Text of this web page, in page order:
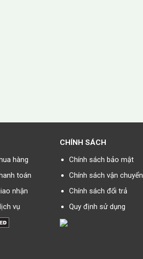
hàng
toán
nhận
vụ
CHÍNH SÁCH
Chính sách bảo mật
Chính sách vận chuyển
Chính sách đổi trả
Quy định sử dụng